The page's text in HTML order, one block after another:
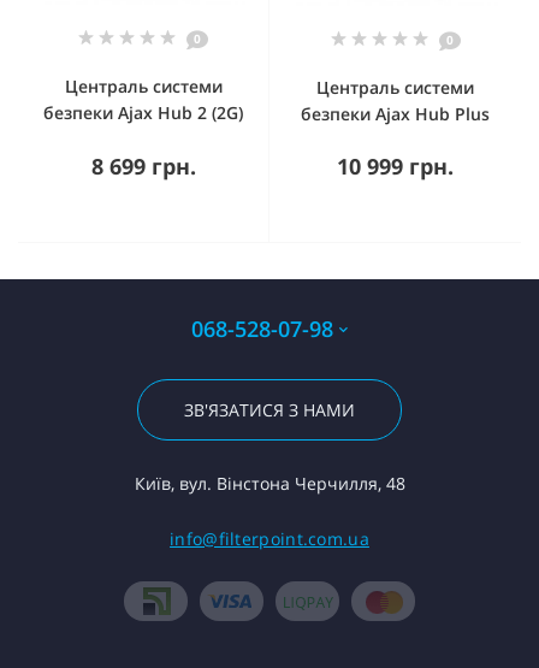
0
Централь системи
безпеки Ajax Hub 2 (2G)
8 699 грн.
0
Централь системи
безпеки Ajax Hub Plus
10 999 грн.
068-528-07-98
ЗВ'ЯЗАТИСЯ З НАМИ
Київ, вул. Вінстона Черчилля, 48
info@filterpoint.com.ua